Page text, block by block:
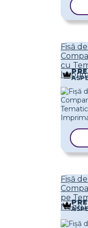
Fișă
cu
Fișă
pe
Negru